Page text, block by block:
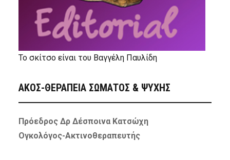
Το σκίτσο είναι του Βαγγέλη Παυλίδη
ΑΚΟΣ-ΘΕΡΑΠΕΙΑ ΣΩΜΑΤΟΣ & ΨΥΧΗΣ
Πρόεδρος Δρ Δέσποινα Κατσώχη
Ογκολόγος-Ακτινοθεραπευτής